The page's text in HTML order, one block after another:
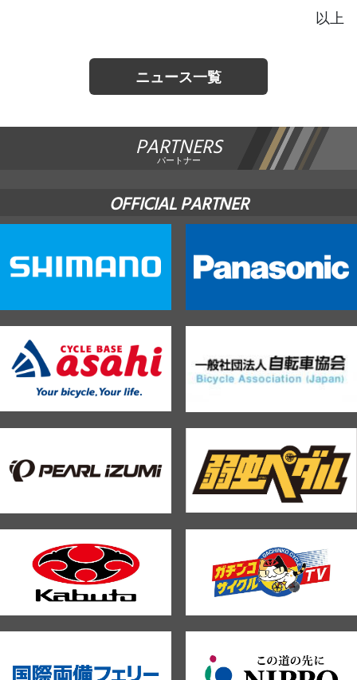
以上
ニュース一覧
PARTNERS
パートナー
OFFICIAL PARTNER